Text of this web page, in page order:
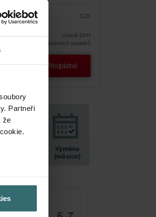
Partneři
že
CZK
1,977.14
včetně DPH
bez přepravních poplatků
Předplatné